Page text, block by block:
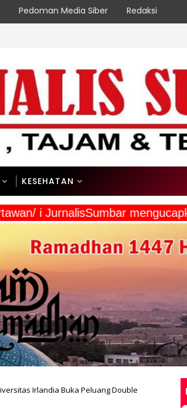
Pedoman Media Siber Redaksi
KESEHATAN
i JurnalisSumbar
Irlandia Buka Peluang Double